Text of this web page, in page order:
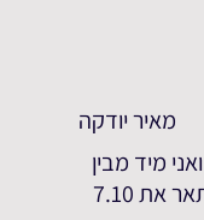
מאיר יודקה
מיד מבין
שזה מחבלים" - מאיר יודקה מתאר את 7.10